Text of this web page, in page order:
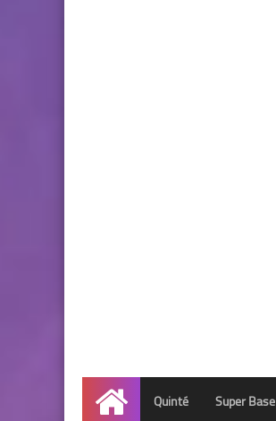
Accueil
Quinté Super Base